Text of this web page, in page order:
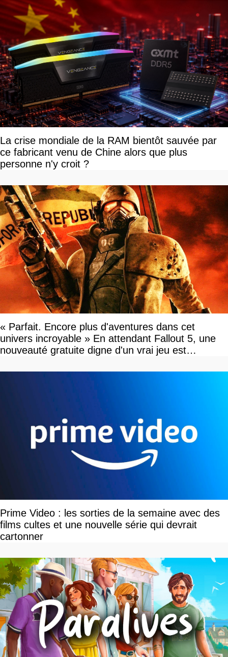
La crise mondiale de la RAM bientôt sauvée par
ce fabricant venu de Chine alors que plus
personne n'y croit ?
« Parfait. Encore plus d'aventures dans cet
univers incroyable » En attendant Fallout 5, une
nouveauté gratuite digne d'un vrai jeu est
Prime Video : les sorties de la semaine avec des
films cultes et une nouvelle série qui devrait
cartonner